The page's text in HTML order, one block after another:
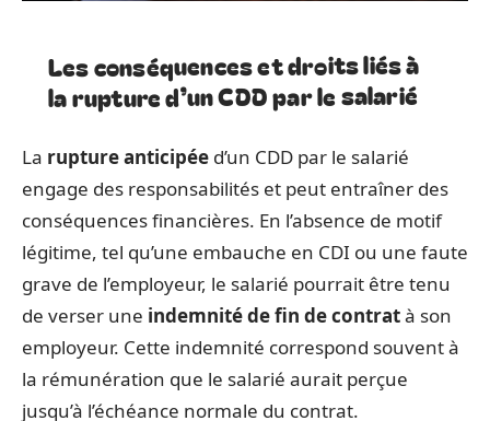
Les conséquences et droits liés à
la rupture d’un CDD par le salarié
La rupture anticipée d’un CDD par le salarié
engage des responsabilités et peut entraîner des
conséquences financières. En l’absence de motif
légitime, tel qu’une embauche en CDI ou une faute
grave de l’employeur, le salarié pourrait être tenu
de verser une indemnité de fin de contratà son
employeur. Cette indemnité correspond souvent à
la rémunération que le salarié aurait perçue
jusqu’à l’échéance normale du contrat.